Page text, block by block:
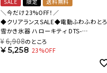
＼今だけ23%OFF！／
◆クリアランスSALE◆電動ふわふわとろ
雪かき氷器 ハローキティ DTS-
B5KT【HO】
¥6,908のところ
¥5,258 23%OFF